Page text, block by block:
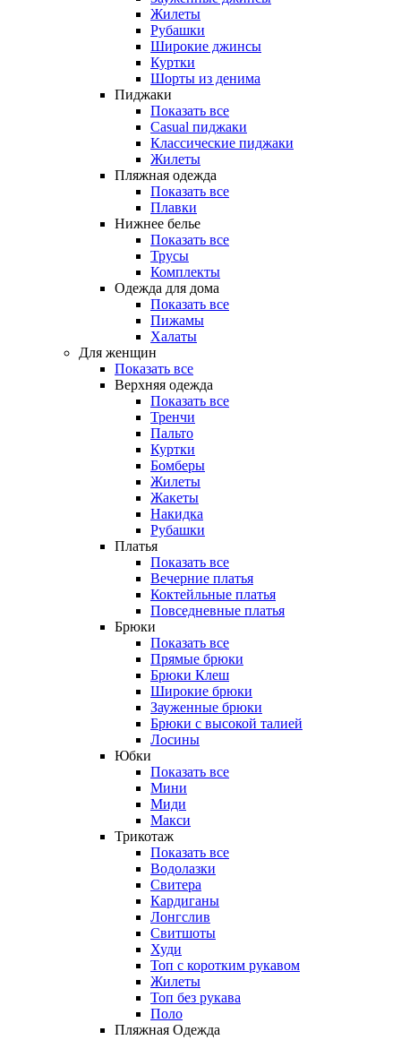
Жилеты
Рубашки
Широкие джинсы
Куртки
Шорты из денима
Пиджаки
Показать все
Casual пиджаки
Классические пиджаки
Жилеты
Пляжная одежда
Показать все
Плавки
Нижнее белье
Показать все
Трусы
Комплекты
Одежда для дома
Показать все
Пижамы
Халаты
Для женщин
Показать все
Верхняя одежда
Показать все
Тренчи
Пальто
Куртки
Бомберы
Жилеты
Жакеты
Накидка
Рубашки
Платья
Показать все
Вечерние платья
Коктейльные платья
Повседневные платья
Брюки
Показать все
Прямые брюки
Брюки Клеш
Широкие брюки
Зауженные брюки
Брюки с высокой талией
Лосины
Юбки
Показать все
Мини
Миди
Макси
Трикотаж
Показать все
Водолазки
Свитера
Кардиганы
Лонгслив
Свитшоты
Худи
Топ с коротким рукавом
Жилеты
Топ без рукава
Поло
Пляжная Одежда